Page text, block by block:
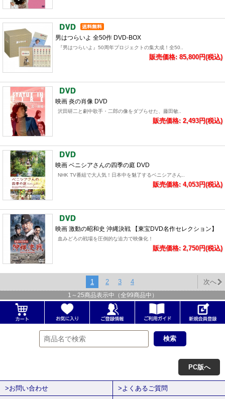
男はつらいよ 全50作 DVD-BOX
『男はつらいよ』50周年プロジェクトの集大成！全50..
販売価格: 85,800円(税込)
映画 炎の肖像 DVD
沢田研二と劇中歌手・二郎の像をダブらせた、藤田敏..
販売価格: 2,493円(税込)
映画 ベニシアさんの四季の庭 DVD
NHK TV番組で大人気！日本中を魅了するベニシアさん..
販売価格: 4,053円(税込)
映画 激動の昭和史 沖縄決戦 【東宝DVD名作セレクション】
血みどろの戦場を圧倒的な迫力で映像化！
販売価格: 2,750円(税込)
1 2 3 4 次へ
1 ～ 25商品表示中（全99商品中）
PC版へ
>お問い合わせ >よくあるご質問